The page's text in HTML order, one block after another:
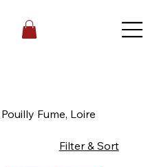
Fume, Loire
Filter & Sort